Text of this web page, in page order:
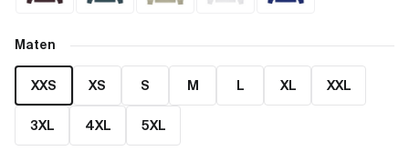
Maten
XXS XS S M L XL XXL
3XL 4XL 5XL